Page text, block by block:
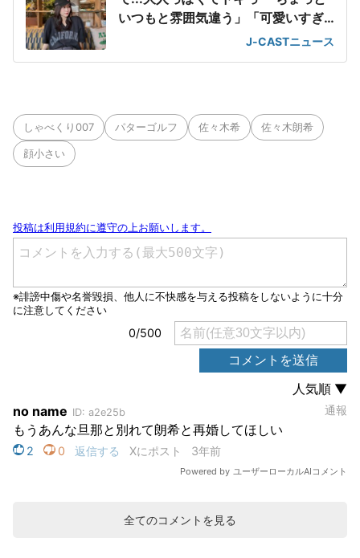
いつもと雰囲気違う」「可愛いすぎ
J-CASTニュース
しゃべくり007 パターゴルフ 佐々木希 佐々木朗希
顔小さい
全てのコメントを見る